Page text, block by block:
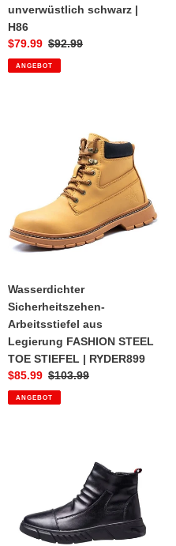
unverwüstlich schwarz |
H86
Sonderpreis
$79.99 Normaler
Preis
$92.99
ANGEBOT
Sicherheitszehen-
Legierung
FASHION
STEEL
TOE
Wasserdichter
Sicherheitszehen-
Arbeitsstiefel aus
Legierung FASHION STEEL
TOE STIEFEL | RYDER899
Sonderpreis
$85.99 Normaler
Preis
$103.99
ANGEBOT
Sicherheitszehen-
Arbeitsschuh